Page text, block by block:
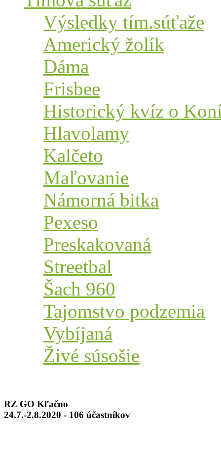
Výsledky tím.súťaže
Americký žolík
Dáma
Frisbee
Historický kvíz o
Hlavolamy
Kalčeto
Maľovanie
Námorná bitka
Pexeso
Preskakovaná
Streetbal
Šach 960
Tajomstvo podzemia
Vybíjaná
Živé súsošie
RZ GO Kľačno
24.7.-2.8.2020 - 106 účastníkov